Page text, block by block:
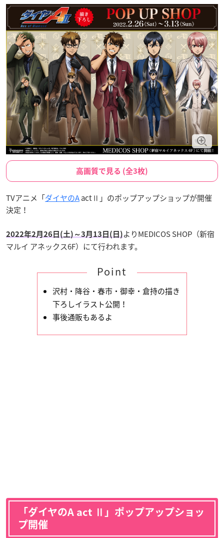
高画質で見る (全3枚)
TVアニメ「ダイヤのAactⅡ」のポップアップショップが開催
決定！
2022年2月26日(土)～3月13日(日) よりMEDICOS SHOP（新宿
マルイ アネックス6F）にて行われます。
Point
沢村・降谷・春市・御幸・倉持の描き
下ろしイラスト公開！
事後通販もあるよ
「ダイヤのA act Ⅱ」ポップアップショッ
プ開催